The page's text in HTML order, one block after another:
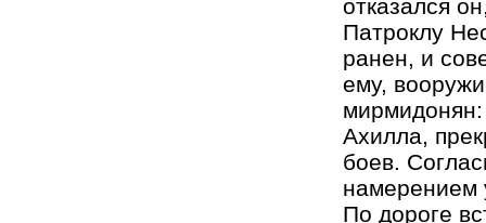
отказался
Патроклу
ранен, и
ему,
Ахилла,
боев.
намерением
По дороге